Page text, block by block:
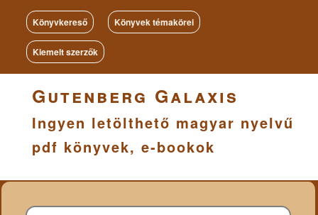
Könyvkereső Könyvek témakörei
Kiemelt szerzők
Gutenberg Galaxis
Ingyen letölthető magyar nyelvű
pdf könyvek, e-bookok